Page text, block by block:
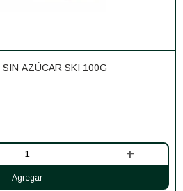
AZÚCAR SKI 100G
+